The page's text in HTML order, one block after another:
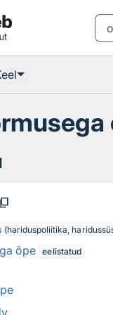
content_copy
(hariduspoliitika,
õpe eelistatud